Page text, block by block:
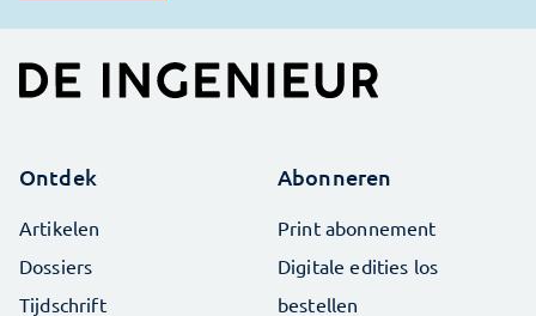
Ontdek
Artikelen
Dossiers
Tijdschrift
Abonneren
Print abonnement
Digitale edities los
bestellen